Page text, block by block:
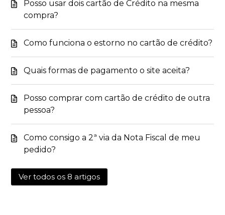
Posso usar dois cartão de Crédito na mesma
compra?
Como funciona o estorno no cartão de crédito?
Quais formas de pagamento o site aceita?
Posso comprar com cartão de crédito de outra
pessoa?
Como consigo a 2ª via da Nota Fiscal de meu
pedido?
Ver todos os 8 artigos